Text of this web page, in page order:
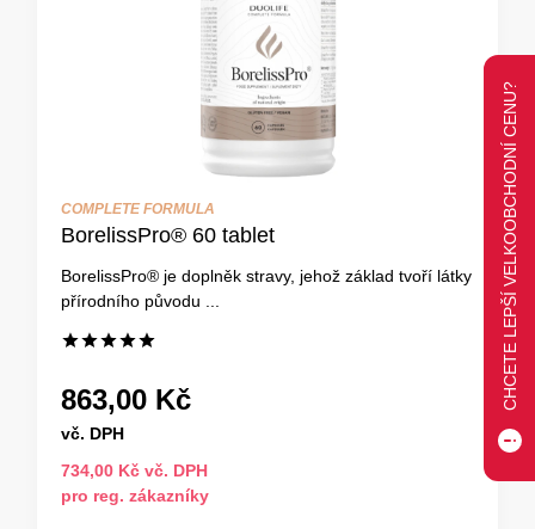
COMPLETE FORMULA
BorelissPro® 60 tablet
BorelissPro® je doplněk stravy, jehož základ tvoří látky
přírodního původu ...
863,00 Kč
vč. DPH
734,00 Kč vč. DPH
pro reg. zákazníky
CHCETE LEPŠÍ VELKOOBCHODNÍ CENU?